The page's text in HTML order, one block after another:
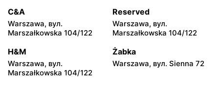
Grzybowska 4
41/43
Żabka Żabka
Żabka
Warszawa, вул. Prosta 2/14
Żabka
C&A
Warszawa, вул.
Marszałkowska 104/122
Reserved
Warszawa, вул.
Marszałkowska 104/122
H&M
Warszawa, вул.
Marszałkowska 104/122
Żabka
Warszawa, вул. Sienna 72